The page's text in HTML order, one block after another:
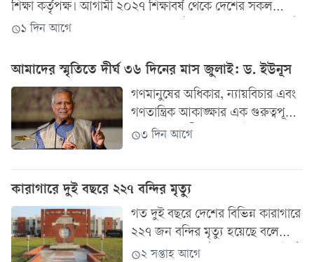
আমাদের স্মৃতিতে দীর্ঘ ৩৬ দিনের মাস জুলাই: ড. ইউনূস
গণমানুষের অধিকার, ন্যায়বিচার এবং
গণতান্ত্রিক আকাঙ্ক্ষার এক গুরুত্বপূর্ণ
অধ্যায়ের সাক্ষী ছিল জুলাই মাস।
দিনের একটি...
৩ দিন আগে
কারাগারে দুই বছরে ২২৭ বন্দির মৃত্যু
গত দুই বছরে দেশের বিভিন্ন কারাগারে
২২৭ জন বন্দির মৃত্যু হয়েছে বলে
মানবাধিকার সংগঠনগুলোর তথ্যে উঠে
২ সপ্তাহ আগে
শিক্ষা কর্তৃপক্ষ। আগামী ২০২৭ শিক্ষাবর্ষ থেকে দেশের সকল
প্রাথমিক বিদ্যালয়ে প্রথম শ্রেণিতে ভর্তির জন্য আর কোনো ভর্তি
হবে। বৃহস্পতিবার (৬ আগস্ট) সিনিয়র...
১ দিন আগে